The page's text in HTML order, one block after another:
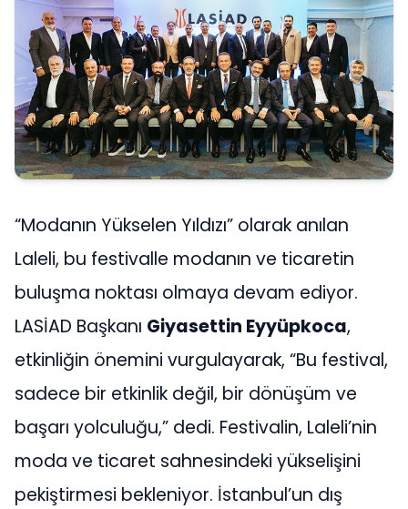
“Modanın Yükselen Yıldızı” olarak anılan
Laleli, bu festivalle modanın ve ticaretin
buluşma noktası olmaya devam ediyor.
LASİAD Başkanı Giyasettin Eyyüpkoca,
etkinliğin önemini vurgulayarak, “Bu festival,
sadece bir etkinlik değil, bir dönüşüm ve
başarı yolculuğu,” dedi. Festivalin, Laleli’nin
moda ve ticaret sahnesindeki yükselişini
pekiştirmesi bekleniyor. İstanbul’un dış